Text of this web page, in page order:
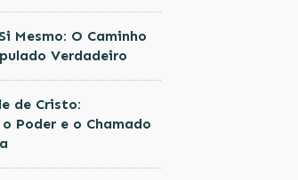
Mesmo: O Caminho
Verdadeiro
de Cristo:
Poder e o Chamado